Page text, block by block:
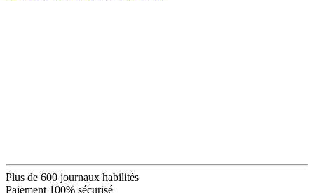
Plus de 600 journaux habilités
Paiement 100% sécurisé